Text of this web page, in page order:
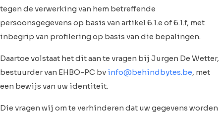
tegen de verwerking van hem betreffende
persoonsgegevens op basis van artikel 6.1.e of 6.1.f, met
inbegrip van profilering op basis van die bepalingen.
Daartoe volstaat het dit aan te vragen bij Jurgen De Wetter,
bestuurder van EHBO-PC bv info@behindbytes.be, met
een bewijs van uw identiteit.
Die vragen wij om te verhinderen dat uw gegevens worden